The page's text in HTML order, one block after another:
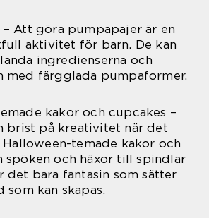
Att göra pumpapajer är en
aktivitet för barn. De kan
ingredienserna och
med färgglada pumpaformer.
kakor och cupcakes –
brist på kreativitet när det
temade kakor och
spöken och häxor till spindlar
det bara fantasin som sätter
som kan skapas.